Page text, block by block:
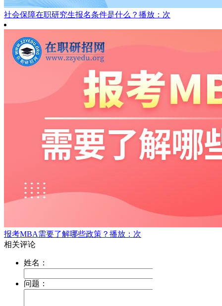
社会保障在职研究生报名条件是什么？ 播放：次
报考MBA需要了解哪些政策？ 播放：次